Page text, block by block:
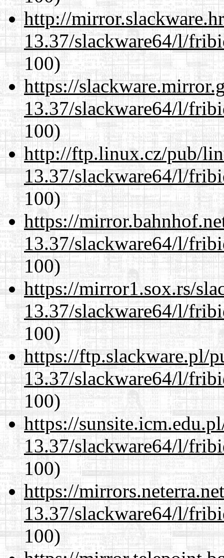
http://
13.37/slackware64/l/
100)
https://
13.37/slackware64/l/
100)
http://ftp.linux.cz/pub/
13.37/slackware64/l/
100)
https://
13.37/slackware64/l/
100)
https://mirror1.sox.rs/
13.37/slackware64/l/
100)
https://ftp.slackware.pl/
13.37/slackware64/l/
100)
https://
13.37/slackware64/l/
100)
https://
13.37/slackware64/l/
100)